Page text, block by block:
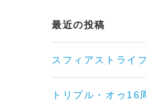
最近の投稿
スフィアストライ
トリプル・オゥ16